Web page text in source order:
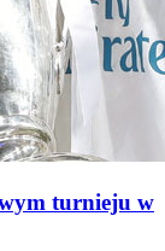
turnieju w